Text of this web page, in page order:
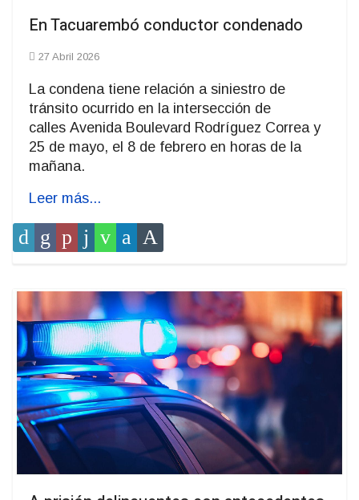
En Tacuarembó conductor condenado
27 Abril 2026
La condena tiene relación a siniestro de
tránsito ocurrido en la intersección de
calles Avenida Boulevard Rodríguez Correa y
25 de mayo, el 8 de febrero en horas de la
mañana.
Leer más...